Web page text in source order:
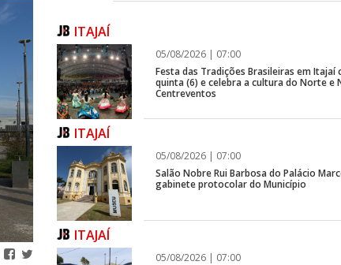
ITAJAÍ
05/08/2026 | 07:00
Festa das Tradições Brasileiras em Itajaí
quinta (6) e celebra a cultura do Norte e
Centreventos
ITAJAÍ
05/08/2026 | 07:00
Salão Nobre Rui Barbosa do Palácio
gabinete protocolar do Município
ITAJAÍ
05/08/2026 | 07:00